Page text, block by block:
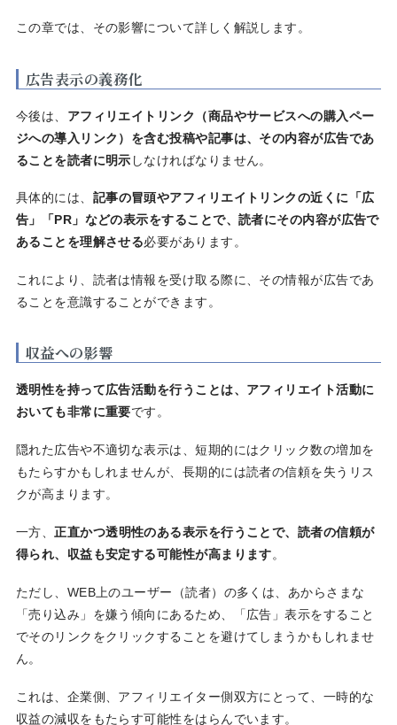
この章では、その影響について詳しく解説します。
広告表示の義務化
今後は、 アフィリエイトリンク（商品やサービスへの購入ペー
ジへの導入リンク）を含む投稿や記事は、その内容が広告であ
ることを読者に明示 しなければなりません。
具体的には、 記事の冒頭やアフィリエイトリンクの近くに「広
告」「PR」などの表示をすることで、読者にその内容が広告で
あることを理解させる必要があります。
これにより、読者は情報を受け取る際に、その情報が広告であ
ることを意識することができます。
収益への影響
透明性を持って広告活動を行うことは、アフィリエイト活動に
おいても非常に重要です。
隠れた広告や不適切な表示は、短期的にはクリック数の増加を
もたらすかもしれませんが、長期的には読者の信頼を失うリス
クが高まります。
一方、正直かつ透明性のある表示を行うことで、読者の信頼が
得られ、収益も安定する可能性が高まります。
ただし、WEB上のユーザー（読者）の多くは、あからさまな
「売り込み」を嫌う傾向にあるため、「広告」表示をすること
でそのリンクをクリックすることを避けてしまうかもしれませ
ん。
これは、企業側、アフィリエイター側双方にとって、一時的な
収益の減収をもたらす可能性をはらんでいます。